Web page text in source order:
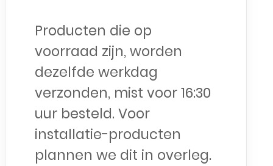
Producten die op
voorraad zijn, worden
dezelfde werkdag
verzonden, mist voor 16:30
uur besteld. Voor
installatie-producten
plannen we dit in overleg.